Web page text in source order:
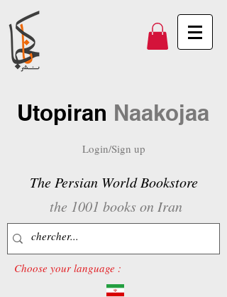
Utopiran Naakojaa
Login/Sign up
The Persian World Bookstore
the 1001 books on Iran
Choose your language :